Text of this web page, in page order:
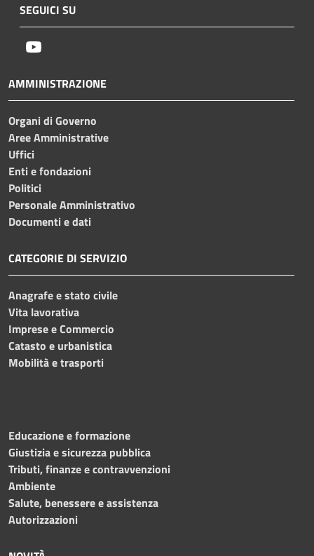
SEGUICI SU
AMMINISTRAZIONE
Organi di Governo
Aree Amministrative
Uffici
Enti e fondazioni
Politici
Personale Amministrativo
Documenti e dati
CATEGORIE DI SERVIZIO
Anagrafe e stato civile
Vita lavorativa
Imprese e Commercio
Catasto e urbanistica
Mobilità e trasporti
Educazione e formazione
Giustizia e sicurezza pubblica
Tributi, finanze e contravvenzioni
Ambiente
Salute, benessere e assistenza
Autorizzazioni